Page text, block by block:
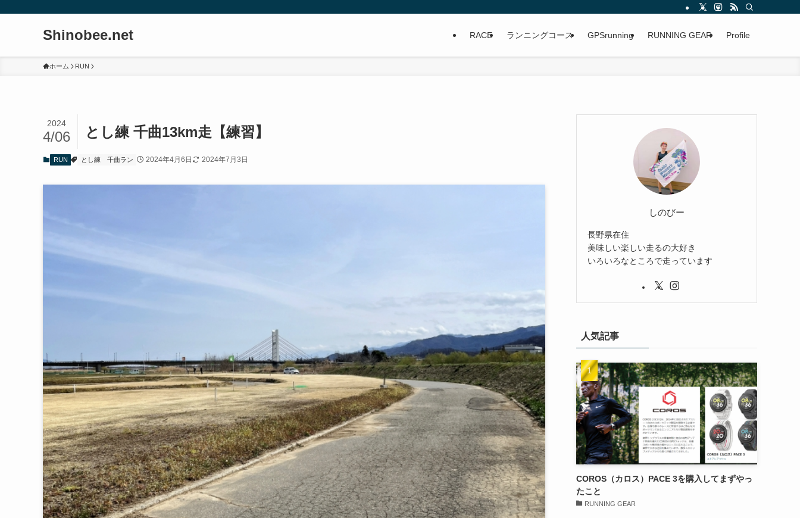
Shinobee.net RACE ランニングコース GPSrunning RUNNING GEAR Profile
ホーム RUN
とし練 千曲13km走【練習】
2024
4/06
RUN とし練 千曲ラン 2024年4月6日 2024年7月3日
しのびー
長野県在住
美味しい楽しい走るの大好き
いろいろなところで走っています
人気記事
COROS（カロス）PACE 3を購入してまずやっ
たこと
RUNNING GEAR